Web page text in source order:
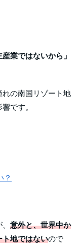
業ではないから」
の南国リゾート地
です。
？
意外と、世界中か
ト地ではないので